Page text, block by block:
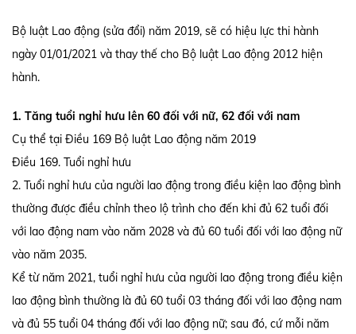
Bộ luật Lao động (sửa đổi) năm 2019, sẽ có hiệu lực thi hành
ngày 01/01/2021 và thay thế cho Bộ luật Lao động 2012 hiện
hành.
1. Tăng tuổi nghỉ hưu lên 60 đối với nữ, 62 đối với nam
Cụ thể tại Điều 169 Bộ luật Lao động năm 2019
Điều 169. Tuổi nghỉ hưu
2. Tuổi nghỉ hưu của người lao động trong điều kiện lao động bình
thường được điều chỉnh theo lộ trình cho đến khi đủ 62 tuổi đối
với lao động nam vào năm 2028 và đủ 60 tuổi đối với lao động nữ
vào năm 2035.
Kể từ năm 2021, tuổi nghỉ hưu của người lao động trong điều kiện
lao động bình thường là đủ 60 tuổi 03 tháng đối với lao động nam
và đủ 55 tuổi 04 tháng đối với lao động nữ; sau đó, cứ mỗi năm